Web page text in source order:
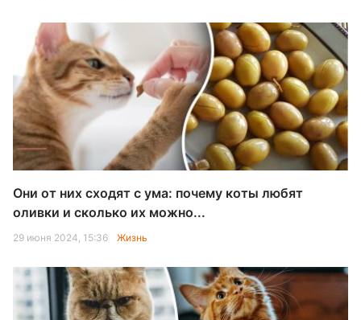
Они от них сходят с ума: почему коты любят
оливки и сколько их можно...
29 июня 2024, 15:36 Жизнь